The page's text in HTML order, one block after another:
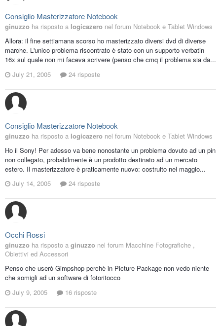
Consiglio Masterizzatore Notebook
ginuzzo ha risposto a logicazero nel forum Notebook e Tablet Windows
Allora: il fine settiamana scorso ho masterizzato diversi dvd di diverse
marche. L'unico problema riscontrato è stato con un supporto verbatin
16x sul quale non mi faceva scrivere (penso che cmq il problema sia da...
July 21, 2005
24 risposte
Consiglio Masterizzatore Notebook
ginuzzo ha risposto a logicazero nel forum Notebook e Tablet Windows
Ho il Sony! Per adesso va bene nonostante un problema dovuto ad un pin
non collegato, probabilmente è un prodotto destinato ad un mercato
estero. Il masterizzatore è praticamente nuovo: costruito nel maggio...
July 14, 2005
24 risposte
Occhi Rossi
ginuzzo ha risposto a ginuzzo nel forum Macchine Fotografiche ,
Obiettivi ed Accessori
Penso che userò Gimpshop perchè in Picture Package non vedo niente
che somigli ad un software di fotoritocco
July 9, 2005
16 risposte